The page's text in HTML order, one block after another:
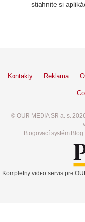
stiahnite si
Kontakty Reklama
© OUR MEDIA SR a. s.
Blogovací systém
Kompletný video servis pre